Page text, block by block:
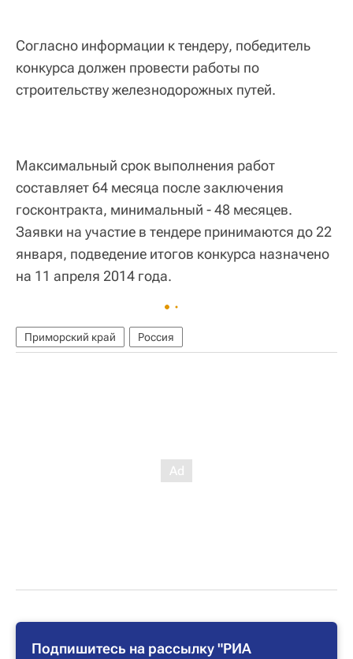
Согласно информации к тендеру, победитель
конкурса должен провести работы по
строительству железнодорожных путей.
Максимальный срок выполнения работ
составляет 64 месяца после заключения
госконтракта, минимальный - 48 месяцев.
Заявки на участие в тендере принимаются до 22
января, подведение итогов конкурса назначено
на 11 апреля 2014 года.
Приморский край Россия
Подпишитесь на рассылку "РИА